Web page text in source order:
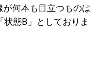
何本も目立つものは
態B」としておりま